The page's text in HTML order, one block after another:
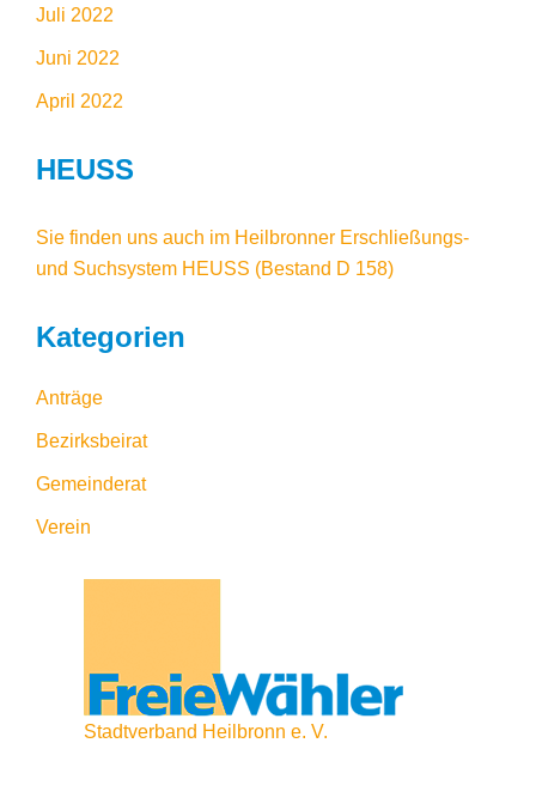
Juli 2022
Juni 2022
April 2022
HEUSS
Sie finden uns auch im Heilbronner Erschließungs-
und Suchsystem HEUSS (Bestand D 158)
Kategorien
Anträge
Bezirksbeirat
Gemeinderat
Verein
Stadtverband Heilbronn e. V.